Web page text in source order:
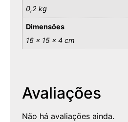
0,2 kg
Dimensões
16 × 15 × 4 cm
Avaliações
Não há avaliações ainda.